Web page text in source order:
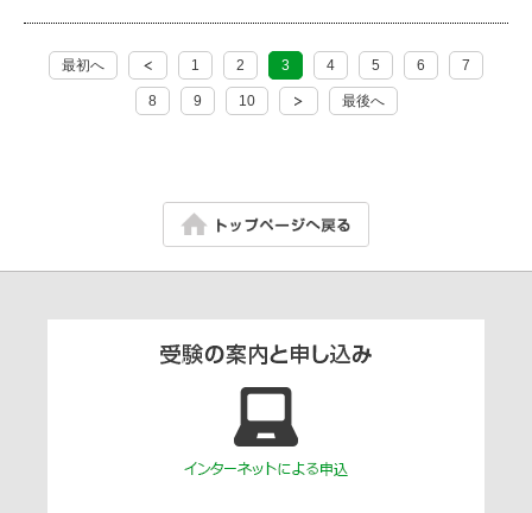
最初へ 1 2 3 4 5 6 7
8 9 10 最後へ